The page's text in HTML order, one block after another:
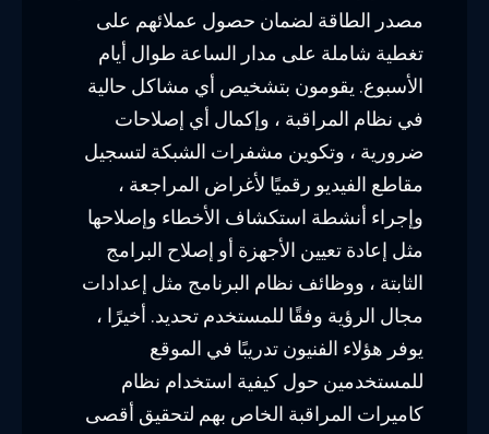
مصدر الطاقة لضمان حصول عملائهم على
تغطية شاملة على مدار الساعة طوال أيام
الأسبوع. يقومون بتشخيص أي مشاكل حالية
في نظام المراقبة ، وإكمال أي إصلاحات
ضرورية ، وتكوين مشفرات الشبكة لتسجيل
مقاطع الفيديو رقميًا لأغراض المراجعة ،
وإجراء أنشطة استكشاف الأخطاء وإصلاحها
مثل إعادة تعيين الأجهزة أو إصلاح البرامج
الثابتة ، ووظائف نظام البرنامج مثل إعدادات
مجال الرؤية وفقًا للمستخدم تحديد. أخيرًا ،
يوفر هؤلاء الفنيون تدريبًا في الموقع
للمستخدمين حول كيفية استخدام نظام
كاميرات المراقبة الخاص بهم لتحقيق أقصى